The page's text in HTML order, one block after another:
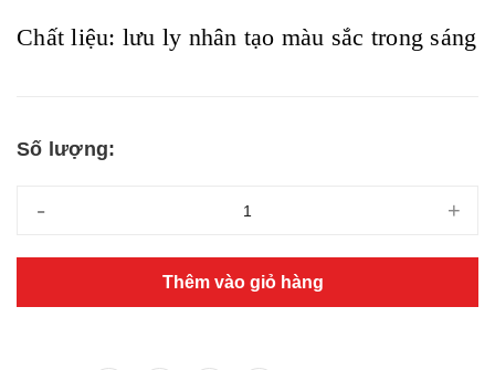
Chất liệu: lưu ly nhân tạo màu sắc trong sáng
Số lượng:
- +
Thêm vào giỏ hàng